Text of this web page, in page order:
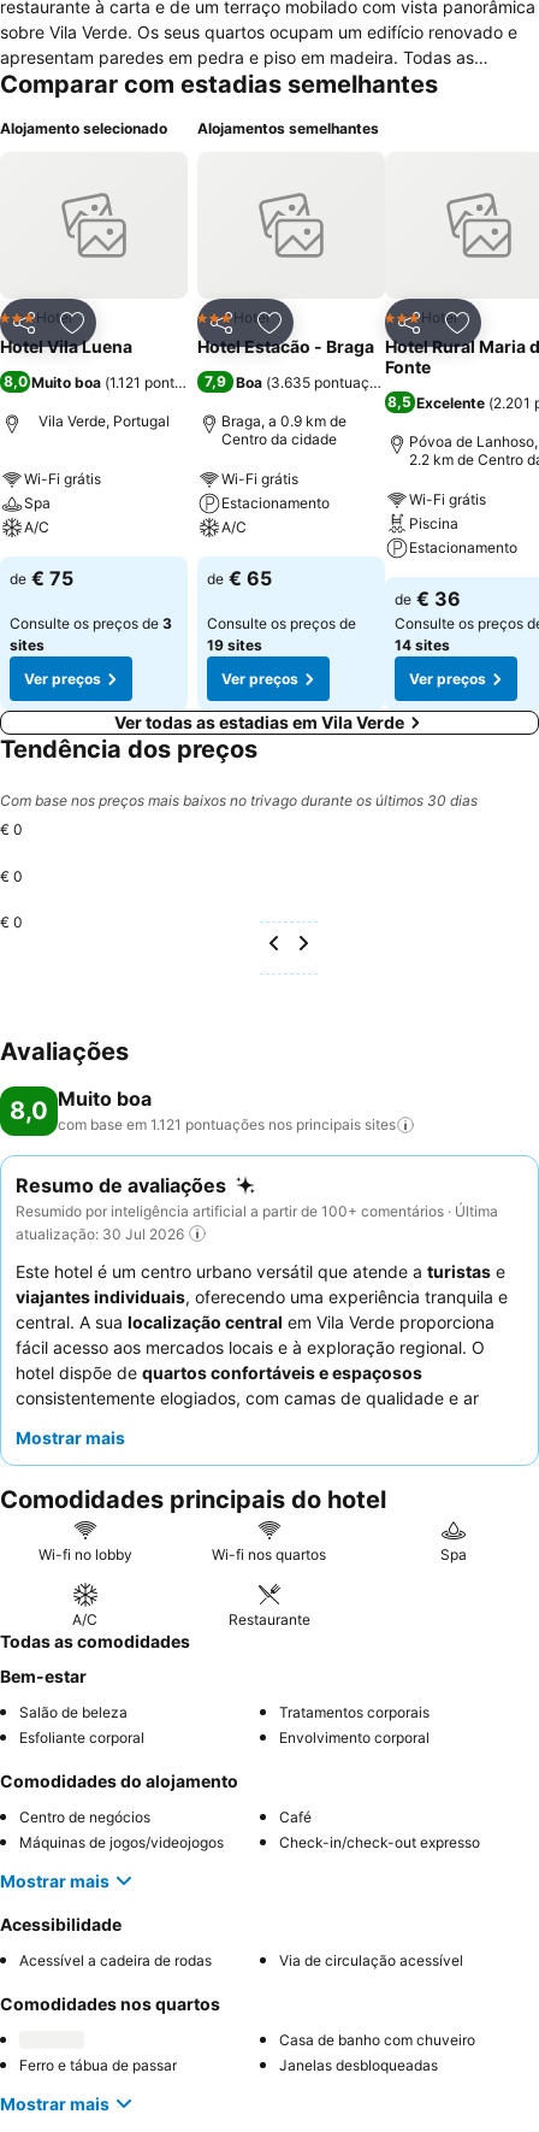
restaurante à carta e de um terraço mobilado com vista panorâmica
sobre Vila Verde. Os seus quartos ocupam um edifício renovado e
apresentam paredes em pedra e piso em madeira. Todas as
acomodações exibem ainda uma decoração moderna e incluem ar
televisão por cabo e uma casa de banho privada com secador de
Luena. A propriedade alberga um restaurante à carta, que propõe
cozinha tradicional portuguesa, e aceita pedidos de menus
especiais. Existe um serviço de quartos. Encontrará também no
de sol do hotel está mobilado e é ideal para relaxar enquanto toma
uma bebida refrescante do bar do Vila Luena. Para os mais
pequenos, a propriedade providencia um parque infantil e serviços
de baby-sitting, mediante um custo adicional.
Comparar com estadias semelhantes
Alojamento selecionado
PartilharAdicionar aos favoritos
3 Estrelas
Hotel
Hotel Vila Luena
8,0 Muito boa (1.121 pontuações)
Vila Verde, Portugal
Wi-Fi grátis
Spa
A/C
de € 75
Consulte os preços de 3
sites
Ver preços
Alojamentos semelhantes
PartilharAdicionar aos favoritos
3 Estrelas
Hotel
Hotel Estacão - Braga
7,9 Boa (3.635 pontuações
Braga, a 0.9 km de
Centro da cidade
Wi-Fi grátis
Estacionamento
A/C
de € 65
Consulte os preços de
19 sites
Ver preços
Partilhar
3 Estrelas
Hotel
Hotel Rural Maria
Fonte
8,5 Excelente (2.201
Póvoa de
2.2 km de Centro
Wi-Fi grátis
Piscina
Estacionamento
de € 36
Consulte os preços
14 sites
Ver preços
Ver todas as estadias em Vila Verde
Tendência dos preços
Com base nos preços mais baixos no trivago durante os últimos 30 dias
€ 0
€ 0
€ 0
Avaliações
8,0 Muito boa
com base em 1.121 pontuações nos principais sites
Resumo de avaliações
Resumido por inteligência artificial a partir de 100+ comentários · Última
atualização: 30 Jul 2026
Este hotel é um centro urbano versátil que atende a turistas e
viajantes individuais, oferecendo uma experiência tranquila e
central. A sua localização central em Vila Verde proporciona
fácil acesso aos mercados locais e à exploração regional. O
hotel dispõe de quartos confortáveis e espaçosos
consistentemente elogiados, com camas de qualidade e ar
osfuncionários atenciosos e simpáticos
padaria, confecionados na hora na padaria anexa. Para uma
estadia mais confortável, considere fazer um upgrade para um
quarto maior no segundo andar, para ter mais espaço e uma
Mostrar mais
Comodidades principais do hotel
Wi-fi no lobby Wi-fi nos quartos Spa
A/C Restaurante
Todas as comodidades
Bem-estar
Salão de beleza
Tratamentos corporais
Esfoliante corporal
Envolvimento corporal
Comodidades do alojamento
Centro de negócios
Café
Máquinas de jogos/videojogos
Check-in/check-out expresso
Mostrar mais
Acessibilidade
Acessível a cadeira de rodas Via de circulação acessível
Comodidades nos quartos
Casa de banho com chuveiro
Ferro e tábua de passar
Janelas desbloqueadas
Mostrar mais